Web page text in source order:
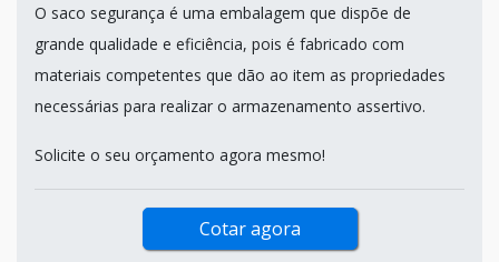
O saco segurança é uma embalagem que dispõe de
grande qualidade e eficiência, pois é fabricado com
materiais competentes que dão ao item as propriedades
necessárias para realizar o armazenamento assertivo.
Solicite o seu orçamento agora mesmo!
Cotar agora